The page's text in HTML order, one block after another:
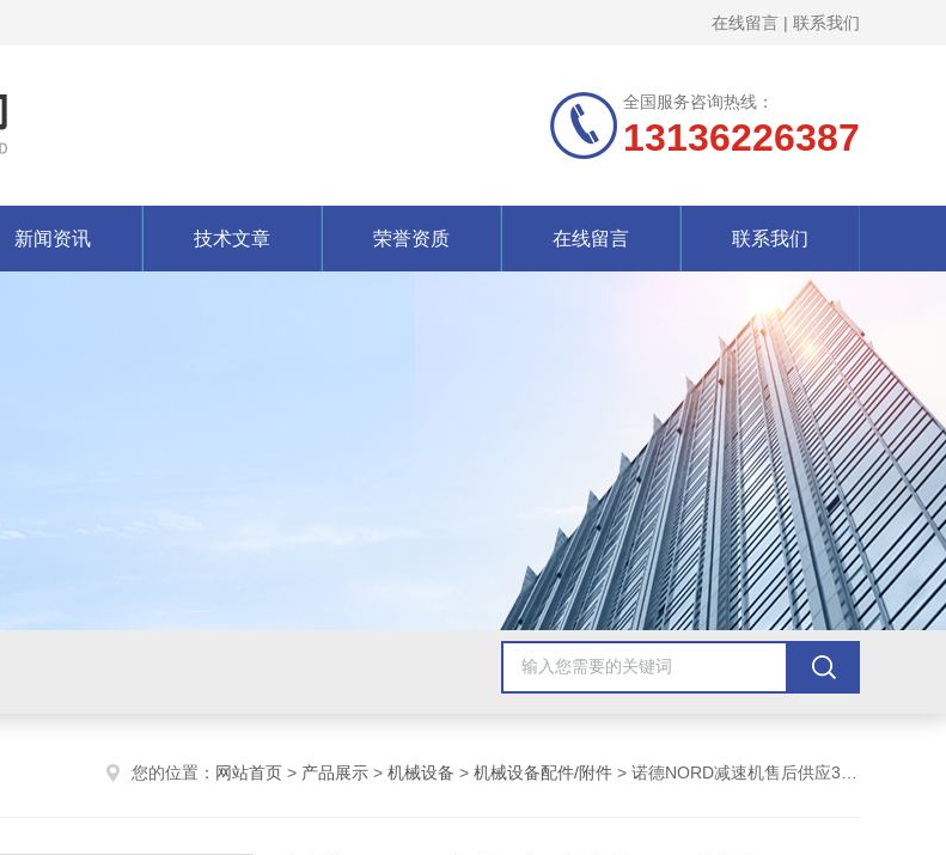
在线留言 | 联系我们
全国服务咨询热线：
13136226387
新闻资讯 技术文章 荣誉资质 在线留言 联系我们
您的位置： 网站首页 > 产品展示 > 机械设备 > 机械设备配件/附件 > 诺德NORD减速机售后供应37kw型号SK7382AFBHG-225SP/4 TF减速电机